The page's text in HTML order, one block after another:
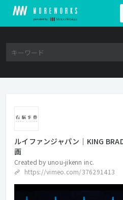
ルイファンジャパン｜KING
画
Created by unou-jikenn inc.
https://vimeo.com/376291413